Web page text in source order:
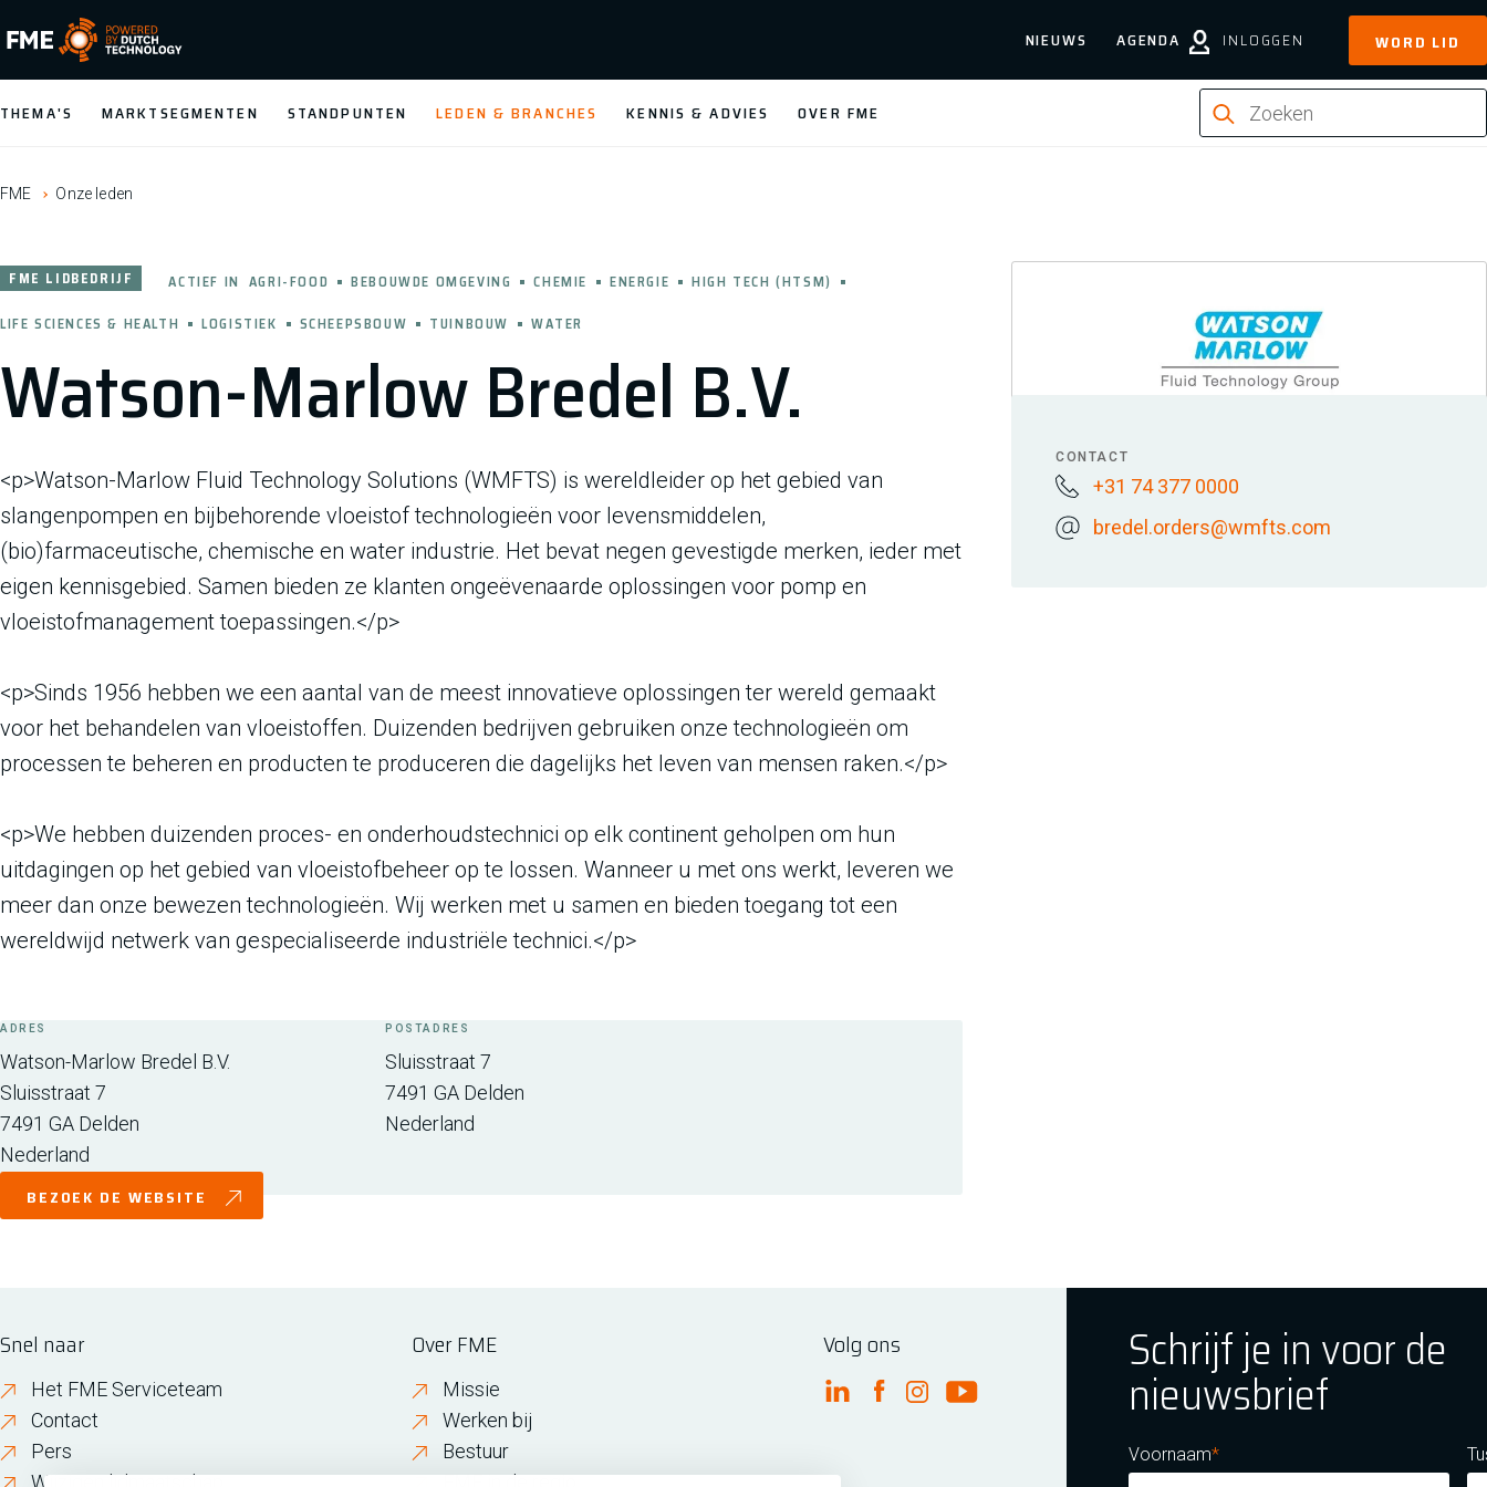
FME Logo, to the homepage
NIEUWS AGENDA INLOGGEN WORD LID
THEMA'S MARKTSEGMENTEN STANDPUNTEN LEDEN & BRANCHES KENNIS & ADVIES OVER FME
FME Onze leden
Watson-Marlow Bredel B.V.
FME LIDBEDRIJF ACTIEF IN AGRI-FOOD BEBOUWDE OMGEVING CHEMIE ENERGIE
HIGH TECH (HTSM)
LIFE SCIENCES & HEALTH
LOGISTIEK SCHEEPSBOUW TUINBOUW WATER
<p>Watson-Marlow Fluid Technology Solutions (WMFTS) is wereldleider op het gebied van
slangenpompen en bijbehorende vloeistof technologieën voor levensmiddelen,
(bio)farmaceutische, chemische en water industrie. Het bevat negen gevestigde merken, ieder met
eigen kennisgebied. Samen bieden ze klanten ongeëvenaarde oplossingen voor pomp en
vloeistofmanagement toepassingen.</p>
<p>Sinds 1956 hebben we een aantal van de meest innovatieve oplossingen ter wereld gemaakt
voor het behandelen van vloeistoffen. Duizenden bedrijven gebruiken onze technologieën om
processen te beheren en producten te produceren die dagelijks het leven van mensen raken.</p>
<p>We hebben duizenden proces- en onderhoudstechnici op elk continent geholpen om hun
uitdagingen op het gebied van vloeistofbeheer op te lossen. Wanneer u met ons werkt, leveren we
meer dan onze bewezen technologieën. Wij werken met u samen en bieden toegang tot een
wereldwijd netwerk van gespecialiseerde industriële technici.</p>
ADRES
Watson-Marlow Bredel B.V.
Sluisstraat 7
7491 GA Delden
Nederland
POSTADRES
Sluisstraat 7
7491 GA Delden
Nederland
BEZOEK DE WEBSITE
CONTACT
+31 74 377 0000
bredel.orders@wmfts.com
Snel naar
Het FME Serviceteam
Contact
Pers
Wijzigen lidmaatschap
Over FME
Missie
Werken bij
Bestuur
FME in de regio
Volg ons
FME Linkedin
FME Facebook
FME Instagram
FME Youtube
Schrijf je in voor de
nieuwsbrief
Voornaam